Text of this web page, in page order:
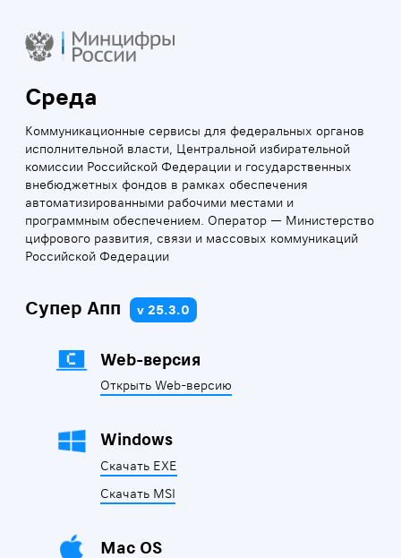
Среда
Коммуникационные сервисы для федеральных органов
исполнительной власти, Центральной избирательной
комиссии Российской Федерации и государственных
внебюджетных фондов в рамках обеспечения
автоматизированными рабочими местами и
программным обеспечением. Оператор — Министерство
цифрового развития, связи и массовых коммуникаций
Российской Федерации
Супер Апп v 25.3.0
Windows
Скачать EXE
Скачать MSI
Web-версия
Открыть Web-версию
Mac OS